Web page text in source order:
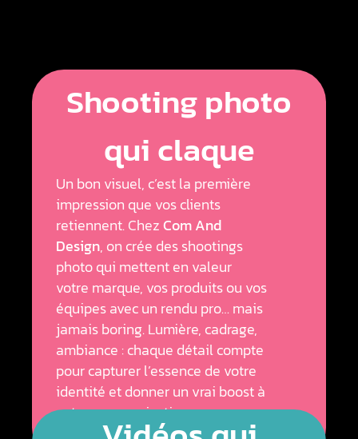
Shooting photo
qui claque
Un bon visuel, c’est la première
impression que vos clients
retiennent. ChezCom And
Design, on crée des shootings
photo qui mettent en valeur
votre marque, vos produits ou vos
équipes avec un rendu pro… mais
jamais boring. Lumière, cadrage,
ambiance : chaque détail compte
pour capturer l’essence de votre
identité et donner un vrai boost à
votre communication.